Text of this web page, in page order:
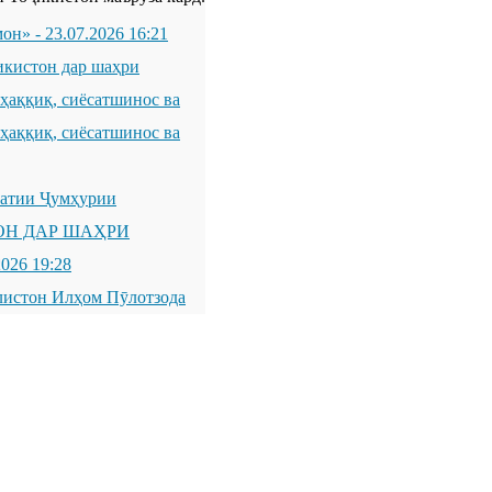
- 23.07.2026 16:21
дар шаҳри
сиёсатшинос ва
сиёсатшинос ва
Ҷумҳурии
ДАР ШАҲРИ
19:28
Илҳом Пӯлотзода